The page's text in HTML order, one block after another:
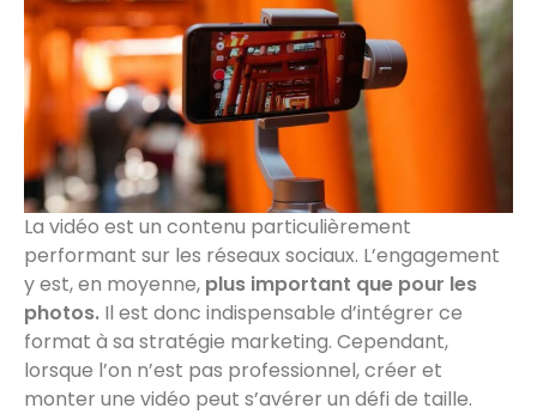
La vidéo est un contenu particulièrement
performant sur les réseaux sociaux. L’engagement
y est, en moyenne, plus important que pour les
photos. Il est donc indispensable d’intégrer ce
format à sa stratégie marketing. Cependant,
lorsque l’on n’est pas professionnel, créer et
monter une vidéo peut s’avérer un défi de taille.